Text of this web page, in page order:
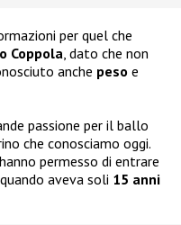
per quel che
Coppola, dato che non
anche peso e
passione per il ballo
che conosciamo oggi.
permesso di entrare
aveva soli 15 anni